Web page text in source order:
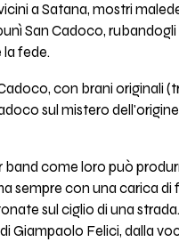
a Satana, mostri
San Cadoco, rubandogli
la fede.
con brani originali
sul mistero
come loro può
sempre con una carica di
sul ciglio di una
Giampaolo Felici, dalla